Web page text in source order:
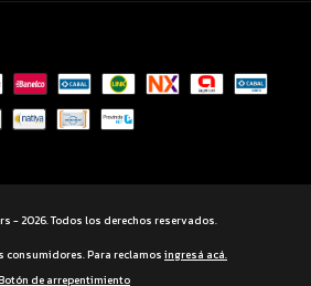
- 2026. Todos los derechos reservados.
consumidores. Para reclamos ingresá acá.
de arrepentimiento